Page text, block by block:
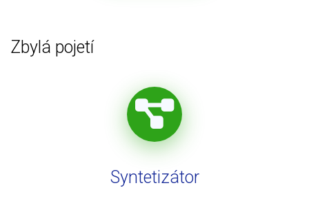
Zbylá pojetí
Syntetizátor